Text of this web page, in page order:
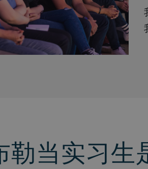
我们在全球范围
勒当实习生